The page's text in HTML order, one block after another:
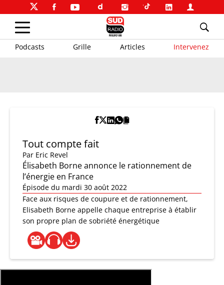
Podcasts Grille Articles Intervenez
Tout compte fait
Par Eric Revel
Élisabeth Borne annonce le rationnement de
l’énergie en France
Épisode du mardi 30 août 2022
Face aux risques de coupure et de rationnement,
Elisabeth Borne appelle chaque entreprise à établir
son propre plan de sobriété énergétique